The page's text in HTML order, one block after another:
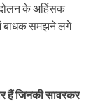
के अहिंसक
में बाधक समझने लगे
हैं जिनकी सावरकर